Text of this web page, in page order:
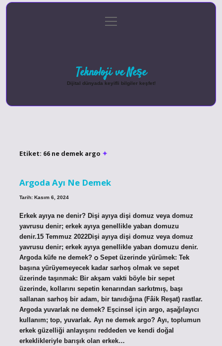
Gizlilik Politikası
menüyü
aç
Teknoloji ve Neşe
Dijital dünyada keyifli bilgiler keşfet!
Etiket: 66 ne demek argo
Argoda Ayı Ne Demek
Tarih: Kasım 6, 2024
Erkek ayıya ne denir? Dişi ayıya dişi domuz veya domuz
yavrusu denir; erkek ayıya genellikle yaban domuzu
denir.15 Temmuz 2022Dişi ayıya dişi domuz veya domuz
yavrusu denir; erkek ayıya genellikle yaban domuzu denir.
Argoda küfe ne demek? ѻ Sepet üzerinde yürümek: Tek
başına yürüyemeyecek kadar sarhoş olmak ve sepet
üzerinde taşınmak: Bir akşam vakti böyle bir sepet
üzerinde, kollarını sepetin kenarından sarkıtmış, başı
sallanan sarhoş bir adam, bir tanıdığına (Fâik Reşat) rastlar.
Argoda yuvarlak ne demek? Eşcinsel için argo, aşağılayıcı
kullanım; top, yuvarlak. Ayı ne demek argo? Ayı, toplumun
erkek güzelliği anlayışını reddeden ve kendi doğal
erkeklikleriyle barışık olan erkek…